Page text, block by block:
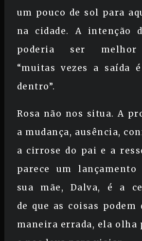
um pouco de sol para
na cidade. A intenção
poderia ser melhor
“muitas vezes a saída
dentro”.
Rosa não nos situa. A
a mudança, ausência,
a cirrose do pai e a
parece um lançamento
sua mãe, Dalva, é a
de que as coisas podem
maneira errada, ela olha